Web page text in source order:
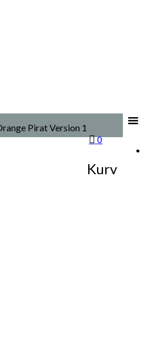
0
Kurv
Pirat Version 1